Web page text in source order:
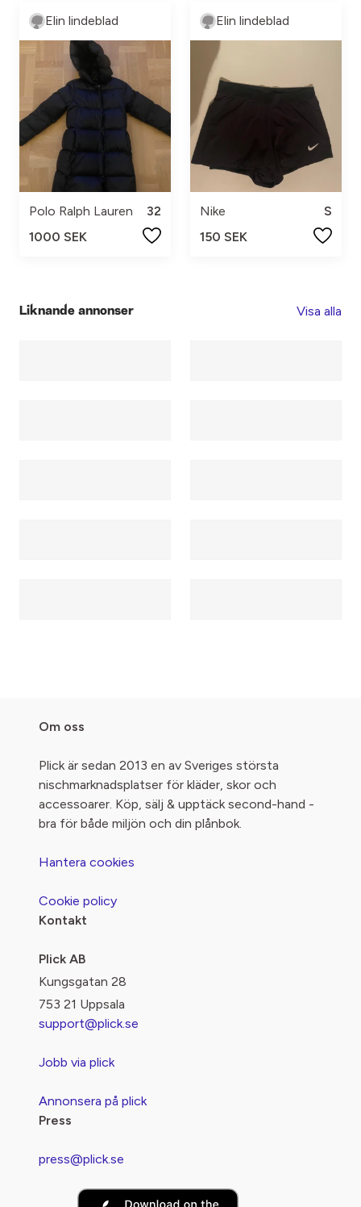
Elin lindeblad
Polo Ralph Lauren
32
1000 SEK
Elin lindeblad
Nike
S
150 SEK
Liknande annonser Visa alla
Om oss
Plick är sedan 2013 en av Sveriges största
nischmarknadsplatser för kläder, skor och
accessoarer. Köp, sälj & upptäck second-hand -
bra för både miljön och din plånbok.
Hantera cookies
Cookie policy
Kontakt
Plick AB
Kungsgatan 28
753 21 Uppsala
support@plick.se
Jobb via plick
Annonsera på plick
Press
press@plick.se